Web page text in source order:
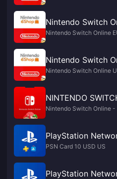
Nintendo Switch
Nintendo Switch Online
Nintendo Switch
Nintendo Switch Online
NINTENDO
Nintendo Switch Online
PlayStation
PSN Card 10 USD US
PlayStation